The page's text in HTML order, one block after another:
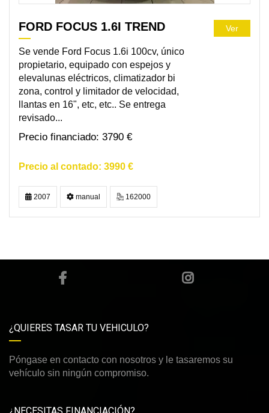
FORD FOCUS 1.6I TREND
Se vende Ford Focus 1.6i 100cv, único
propietario, equipado con espejos y
elevalunas eléctricos, climatizador bi
zona, control y limitador de velocidad,
llantas en 16", etc, etc.. Se entrega
revisado...
3790 €
3990 €
Ver
2007 manual 162000
¿QUIERES TASAR TU VEHICULO?
Póngase en contacto con nosotros y le tasaremos su
vehículo sin ningún compromiso.